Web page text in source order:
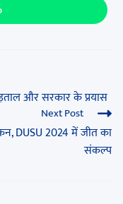
और सरकार के प्रयास
Next Post
DUSU 2024 में जीत का
संकल्प